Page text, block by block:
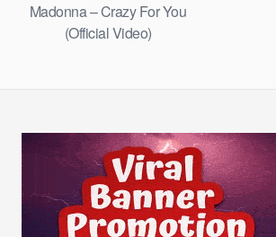
Madonna – Crazy For You
(Official Video)